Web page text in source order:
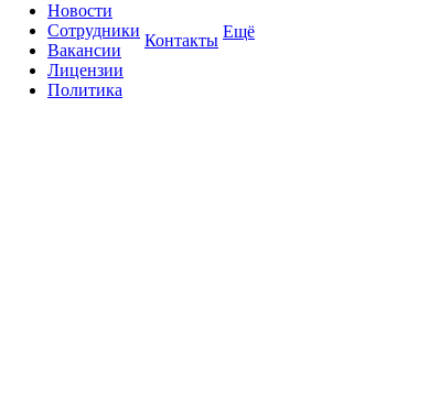
Новости
Сотрудники
Вакансии
Лицензии
Политика
Контакты Ещё